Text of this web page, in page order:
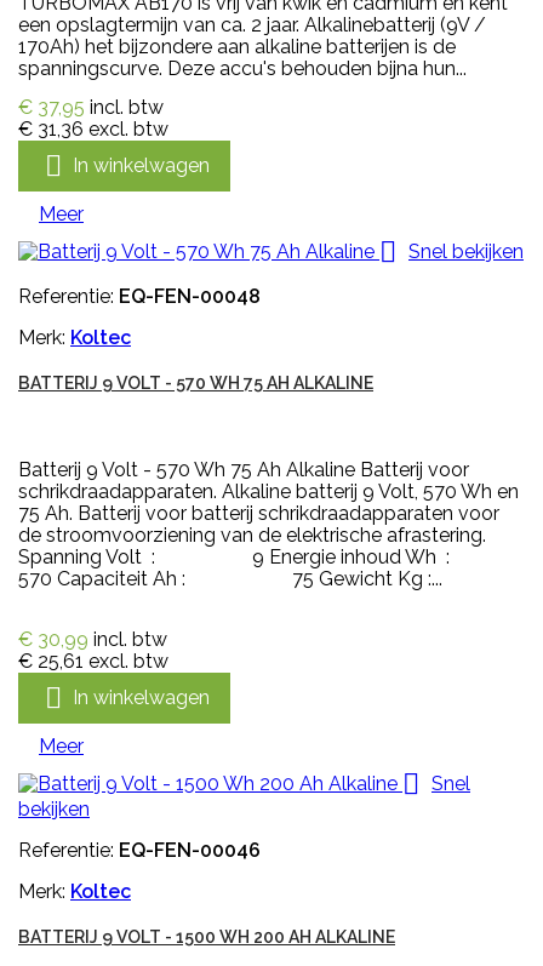
een opslagtermijn van ca. 2 jaar. Alkalinebatterij (9V /
170Ah) het bijzondere aan alkaline batterijen is de
spanningscurve. Deze accu's behouden bijna hun...
€ 37,95 incl. btw
€ 31,36 excl. btw
 In winkelwagen
Meer

Snel bekijken
Referentie: EQ-FEN-00048
Merk: Koltec
BATTERIJ 9 VOLT - 570 WH 75 AH ALKALINE
Batterij 9 Volt - 570 Wh 75 Ah Alkaline Batterij voor
schrikdraadapparaten. Alkaline batterij 9 Volt, 570 Wh en
75 Ah. Batterij voor batterij schrikdraadapparaten voor
de stroomvoorziening van de elektrische afrastering.
Spanning Volt : 9 Energie inhoud Wh :
570 Capaciteit Ah : 75 Gewicht Kg :...
€ 30,99 incl. btw
€ 25,61 excl. btw
 In winkelwagen
Meer

Snel
bekijken
Referentie: EQ-FEN-00046
Merk: Koltec
BATTERIJ 9 VOLT - 1500 WH 200 AH ALKALINE